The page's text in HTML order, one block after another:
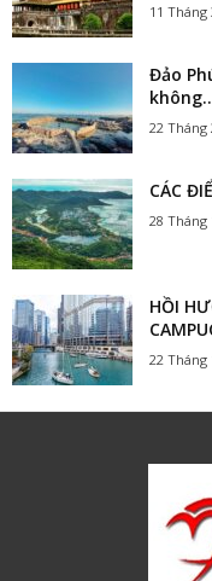
11 Tháng
Đảo
22 Tháng
CÁC
28 Tháng
HỒI
22 Tháng